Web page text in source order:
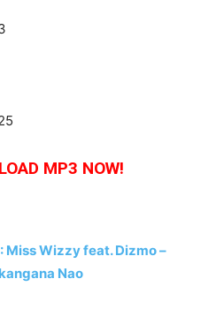
MP3 NOW!
Miss Wizzy feat. Dizmo –
Nao